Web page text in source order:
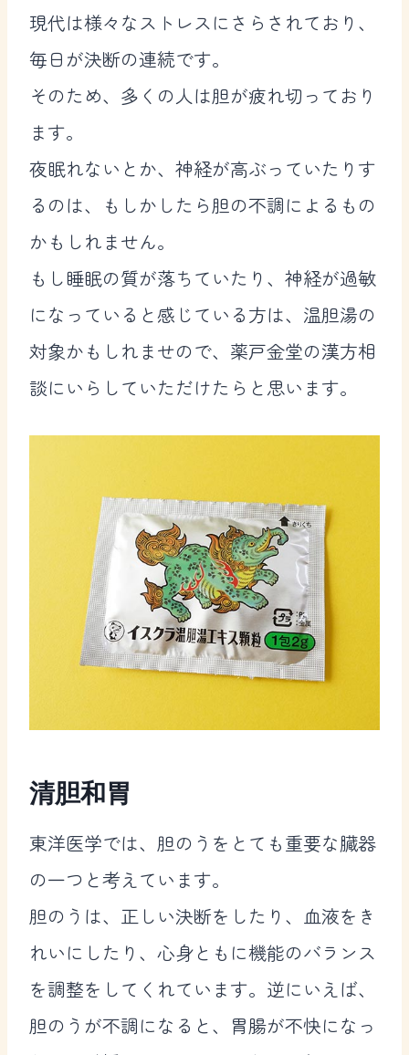
現代は様々なストレスにさらされており、
毎日が決断の連続です。
そのため、多くの人は胆が疲れ切っており
ます。
夜眠れないとか、神経が高ぶっていたりす
るのは、もしかしたら胆の不調によるもの
かもしれません。
もし睡眠の質が落ちていたり、神経が過敏
になっていると感じている方は、温胆湯の
対象かもしれませので、薬戸金堂の漢方相
談にいらしていただけたらと思います。
清胆和胃
東洋医学では、胆のうをとても重要な臓器
の一つと考えています。
胆のうは、正しい決断をしたり、血液をき
れいにしたり、心身ともに機能のバランス
を調整をしてくれています。逆にいえば、
胆のうが不調になると、胃腸が不快になっ